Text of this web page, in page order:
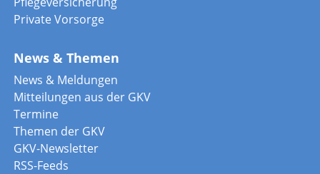
Private Vorsorge
News & Themen
News & Meldungen
Mitteilungen aus der GKV
Termine
Themen der GKV
GKV-Newsletter
RSS-Feeds